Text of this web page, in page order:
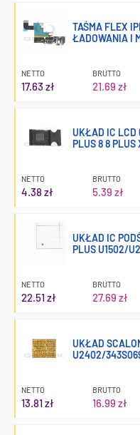
TAŚMA FLEX
ŁADOWANIA I
NETTO
17.63 zł
BRUTTO
21.69 zł
UKŁAD IC LCD
PLUS 8 8 PLUS
NETTO
4.38 zł
BRUTTO
5.39 zł
UKŁAD IC
PLUS U1502/
NETTO
22.51 zł
BRUTTO
27.69 zł
UKŁAD
U2402/
NETTO
13.81 zł
BRUTTO
16.99 zł